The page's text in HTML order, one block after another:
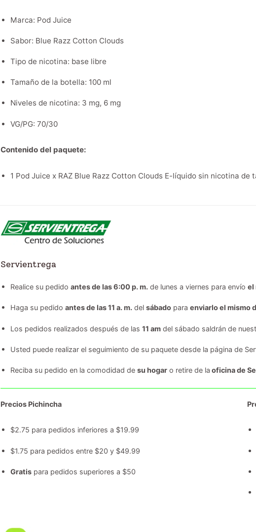
Marca: Pod Juice
Sabor: Blue Razz Cotton Clouds
Tipo de nicotina: base libre
Tamaño de la botella: 100 ml
Niveles de nicotina: 3 mg, 6 mg
VG/PG: 70/30
Contenido del paquete:
1 Pod Juice x RAZ Blue Razz Cotton Clouds E-líquido sin nicotina de
Servientrega
Realice su pedido antes de las 6:00 p. m.de lunes a viernes para envío el
Haga su pedido antes de las 11 a. m.del sábadopara enviarlo el mismo
Los pedidos realizados después de las 11 amdel sábado saldrán de
Usted puede realizar el seguimiento de su paquete desde la página de
Reciba su pedido en la comodidad de su hogaro retire de la oficina de
Precios Pichincha
$2.75 para pedidos inferiores a $19.99
$1.75 para pedidos entre $20 y $49.99
Gratispara pedidos superiores a $50